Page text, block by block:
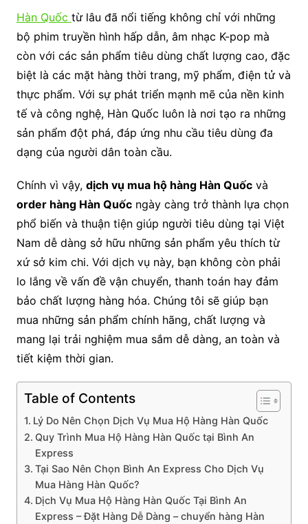
Hàn Quốc từ lâu đã nổi tiếng không chỉ với những
bộ phim truyền hình hấp dẫn, âm nhạc K-pop mà
còn với các sản phẩm tiêu dùng chất lượng cao, đặc
biệt là các mặt hàng thời trang, mỹ phẩm, điện tử và
thực phẩm. Với sự phát triển mạnh mẽ của nền kinh
tế và công nghệ, Hàn Quốc luôn là nơi tạo ra những
sản phẩm đột phá, đáp ứng nhu cầu tiêu dùng đa
dạng của người dân toàn cầu.
Chính vì vậy, dịch vụ mua hộ hàng Hàn Quốcvà
order hàng Hàn Quốcngày càng trở thành lựa chọn
phổ biến và thuận tiện giúp người tiêu dùng tại Việt
Nam dễ dàng sở hữu những sản phẩm yêu thích từ
xứ sở kim chi. Với dịch vụ này, bạn không còn phải
lo lắng về vấn đề vận chuyển, thanh toán hay đảm
bảo chất lượng hàng hóa. Chúng tôi sẽ giúp bạn
mua những sản phẩm chính hãng, chất lượng và
mang lại trải nghiệm mua sắm dễ dàng, an toàn và
tiết kiệm thời gian.
Table of Contents
Lý Do Nên Chọn Dịch Vụ Mua Hộ Hàng Hàn Quốc
Quy Trình Mua Hộ Hàng Hàn Quốc tại Bình An
Express
Tại Sao Nên Chọn Bình An Express Cho Dịch Vụ
Mua Hàng Hàn Quốc?
Dịch Vụ Mua Hộ Hàng Hàn Quốc Tại Bình An
Express – Đặt Hàng Dễ Dàng – chuyển hàng Hàn